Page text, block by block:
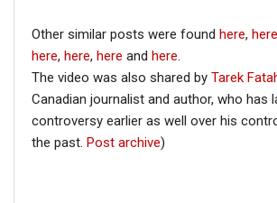
Other similar posts were found here, here
here, here, here and here
The video was also shared by Tarek
Canadian journalist and author, who has
controversy earlier as well over his
the past. Post archive)